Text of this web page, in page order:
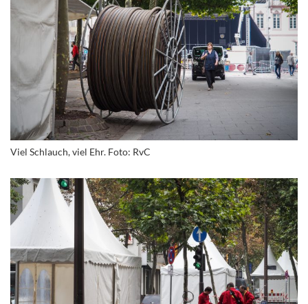
Viel Schlauch, viel Ehr. Foto: RvC